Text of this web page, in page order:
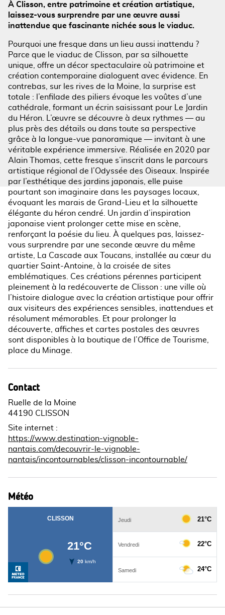
Voir l'image en plein écran
À Clisson, entre patrimoine et création artistique,
laissez-vous surprendre par une œuvre aussi
inattendue que fascinante nichée sous le viaduc.
Pourquoi une fresque dans un lieu aussi inattendu ?
Parce que le viaduc de Clisson, par sa silhouette
unique, offre un décor spectaculaire où patrimoine et
création contemporaine dialoguent avec évidence. En
contrebas, sur les rives de la Moine, la surprise est
totale : l’enfilade des piliers évoque les voûtes d’une
cathédrale, formant un écrin saisissant pour Le Jardin
du Héron. L’œuvre se découvre à deux rythmes — au
plus près des détails ou dans toute sa perspective
grâce à la longue-vue panoramique — invitant à une
véritable expérience immersive. Réalisée en 2020 par
Alain Thomas, cette fresque s’inscrit dans le parcours
artistique régional de l’Odyssée des Oiseaux. Inspirée
par l’esthétique des jardins japonais, elle puise
pourtant son imaginaire dans les paysages locaux,
évoquant les marais de Grand-Lieu et la silhouette
élégante du héron cendré. Un jardin d’inspiration
japonaise vient prolonger cette mise en scène,
renforçant la poésie du lieu. À quelques pas, laissez-
vous surprendre par une seconde œuvre du même
artiste, La Cascade aux Toucans, installée au cœur du
quartier Saint-Antoine, à la croisée de sites
emblématiques. Ces créations pérennes participent
pleinement à la redécouverte de Clisson : une ville où
l’histoire dialogue avec la création artistique pour offrir
aux visiteurs des expériences sensibles, inattendues et
résolument mémorables. Et pour prolonger la
découverte, affiches et cartes postales des œuvres
sont disponibles à la boutique de l’Office de Tourisme,
place du Minage.
Contact
Ruelle de la Moine
44190 CLISSON
Site internet :
https://www.destination-vignoble-
nantais.com/decouvrir-le-vignoble-
nantais/incontournables/clisson-incontournable/
Météo